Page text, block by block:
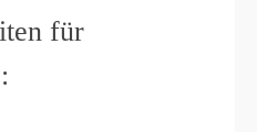
für